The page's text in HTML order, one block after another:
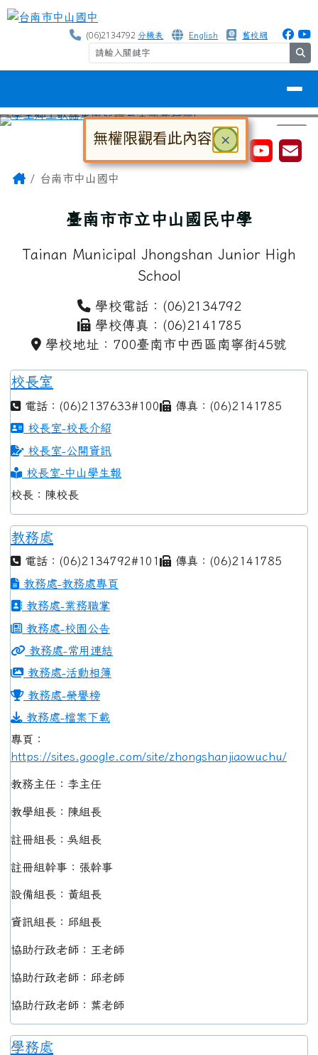
跳至主內容區
台南市中山國中
(06)2134792分機表 English 舊校網
⏸
大 中 小
主內容區域
Home台南市中山國中
臺南市市立中山國民中學
Tainan Municipal Jhongshan Junior High
School
學校電話：(06)2134792
學校傳真：(06)2141785
學校地址：700臺南市中西區南寧街45號
校長室
電話：(06)2137633#100
傳真：(06)2141785
校長室-校長介紹
校長室-公開資訊
校長室-中山學生報
校長：陳校長
教務處
電話：(06)2134792#101
傳真：(06)2141785
教務處-教務處專頁
教務處-業務職掌
教務處-校園公告
教務處-常用連結
教務處-活動相簿
教務處-榮譽榜
教務處-檔案下載
專頁：
https://sites.google.com/site/zhongshanjiaowuchu/
教務主任：李主任
教學組長：陳組長
註冊組長：吳組長
註冊組幹事：張幹事
設備組長：黃組長
資訊組長：邱組長
協助行政老師：王老師
協助行政老師：邱老師
協助行政老師：葉老師
學務處
頁尾區域
× 關閉
無權限觀看此內容
對話框已開啟。請使用 Tab 鍵在